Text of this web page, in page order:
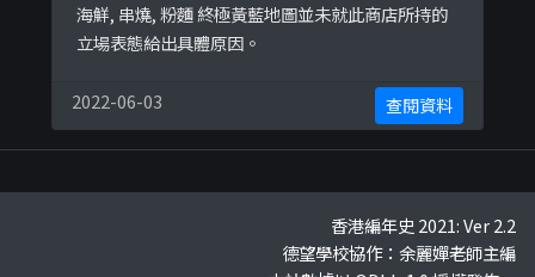
海鮮, 串燒, 粉麵 終極黃藍地圖並未就此商店所持的
立場表態給出具體原因。
2022-06-03 查閱資料
香港編年史 2021: Ver 2.2
德望學校協作：余麗嬋老師主編